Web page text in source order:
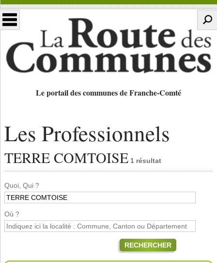
Le portail des communes de Franche-Comté
Les Professionnels
TERRE COMTOISE 1 résultat
Quoi, Qui ?
Où ?
RECHERCHER